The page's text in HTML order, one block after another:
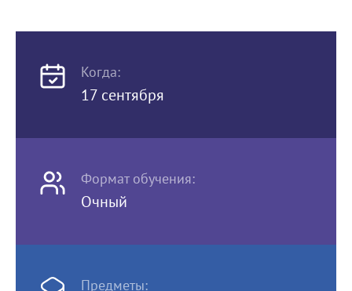
Когда:
17 сентября
Формат обучения:
Очный
Предметы: